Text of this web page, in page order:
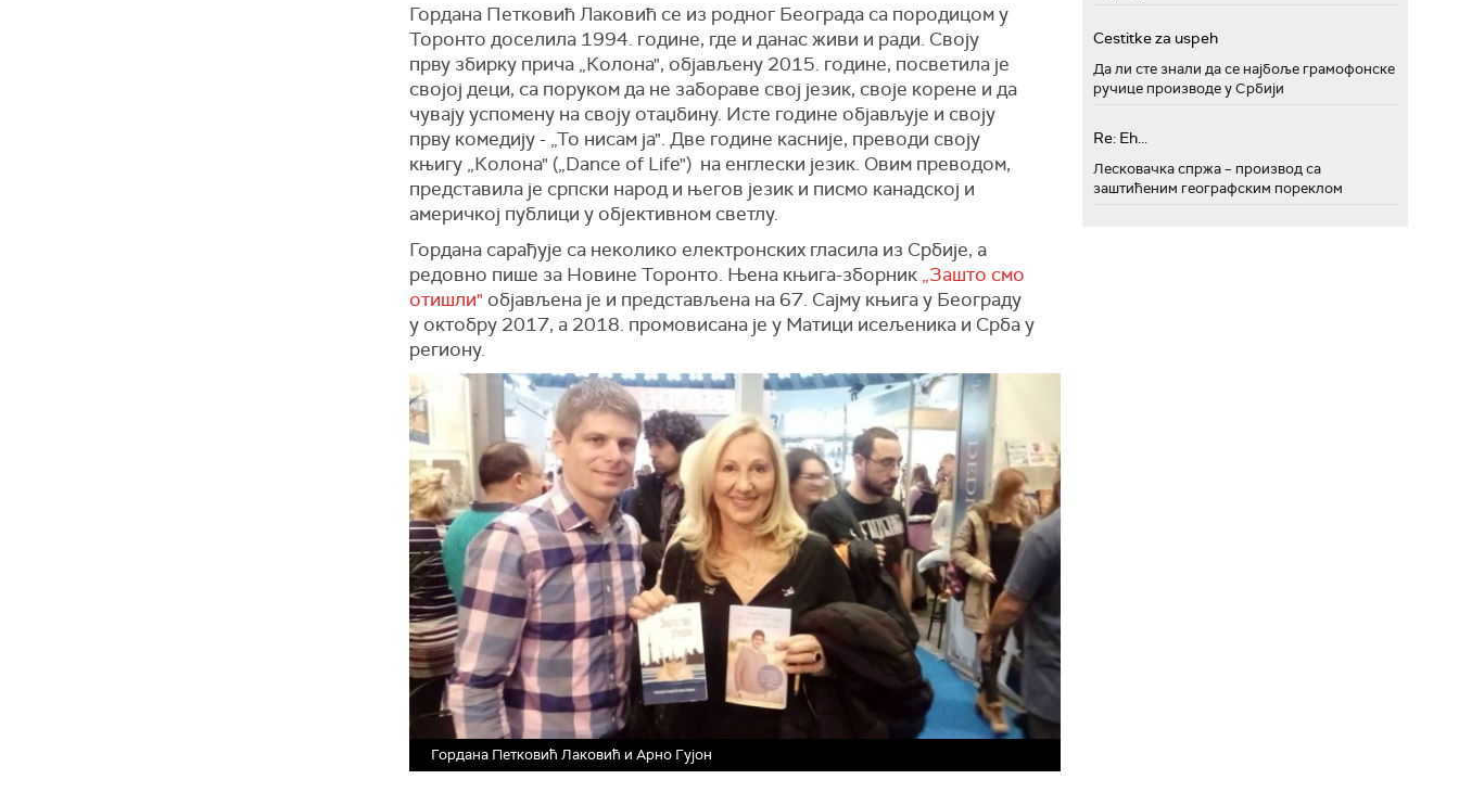
Гордана Петковић Лаковић се из родног Београда са породицом у
Торонто доселила 1994. године, где и данас живи и ради. Своју
прву збирку прича „Колона", објављену 2015. године, посветила је
својој деци, са поруком да не забораве свој језик, своје корене и да
чувају успомену на своју отаџбину. Исте године објављује и своју
прву комедију - „То нисам ја". Две године касније, преводи своју
књигу „Колона" („Dance of Life") на енглески језик. Овим преводом,
представила је српски народ и његов језик и писмо канадској и
америчкој публици у објективном светлу.
Гордана сарађује са неколико електронских гласила из Србије, а
редовно пише за Новине Торонто. Њена књига-зборник „Зашто смо
отишли" објављена је и представљена на 67. Сајму књига у Београду
у октобру 2017, а 2018. промовисана је у Матици исељеника и Срба у
региону.
Гордана Петковић Лаковић и Арно Гујон
Cestitke za uspeh
Да ли сте знали да се најбоље грамофонске
ручице производе у Србији
Re: Eh...
Лесковачка спржа – производ са
заштићеним географским пореклом